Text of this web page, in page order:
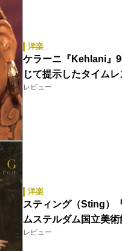
洋楽
ケラーニ『Kehlani』
じて提示したタイム
レビュー
洋楽
スティング（Sting）
ムステルダム国立美
レビュー